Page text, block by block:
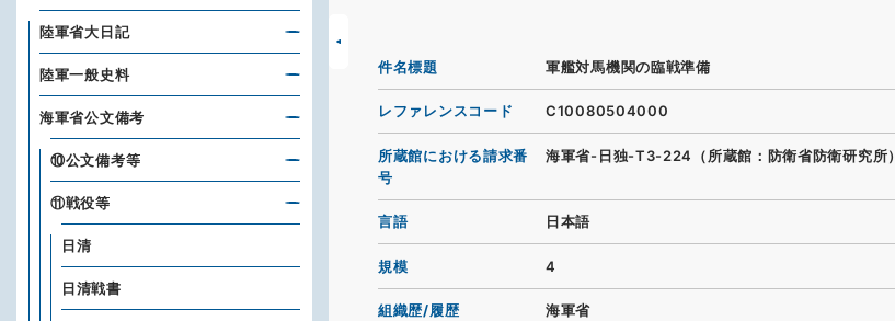
件名標題 軍艦対馬機関の臨戦準備
レファレンスコード C10080504000
所蔵館における請求番
号
海軍省-日独-T3-224（所蔵館：防衛省防衛研究所）
言語 日本語
規模 4
組織歴/履歴 海軍省
陸軍省大日記
陸軍一般史料
海軍省公文備考
⑩公文備考等
⑪戦役等
日清
日清戦書